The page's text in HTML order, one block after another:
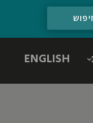
ENGLISH